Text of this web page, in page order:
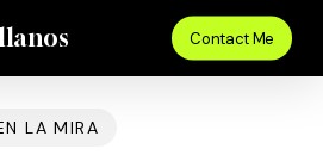
Contact Me
LA MIRA